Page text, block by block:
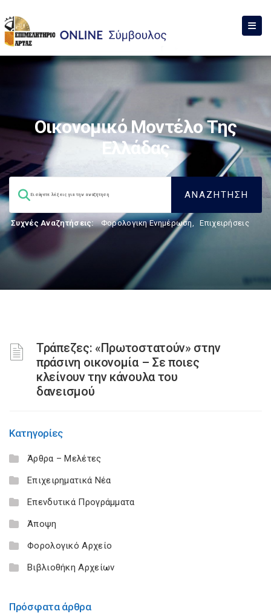
Οικονομικό Μοντέλο Της
Ελλάδας
Συχνές Αναζητήσεις: Φορολογικη Ενημέρωση, Επιχειρήσεις
Τράπεζες: «Πρωτοστατούν» στην
πράσινη οικονομία – Σε ποιες
κλείνουν την κάνουλα του
δανεισμού
Κατηγορίες
Άρθρα – Μελέτες
Επιχειρηματικά Νέα
Επενδυτικά Προγράμματα
Άποψη
Φορολογικό Αρχείο
Βιβλιοθήκη Αρχείων
Πρόσφατα άρθρα